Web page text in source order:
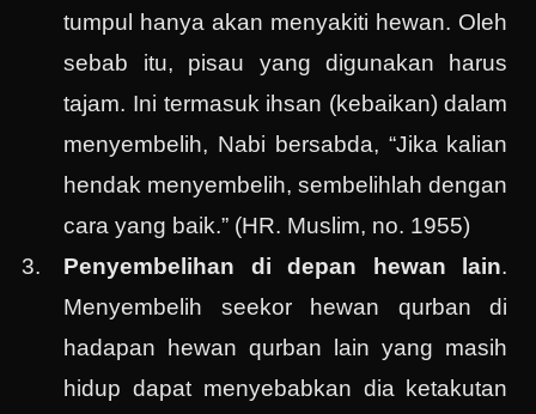
tumpul hanya akan menyakiti hewan. Oleh
sebab itu, pisau yang digunakan harus
tajam. Ini termasuk ihsan (kebaikan) dalam
menyembelih, Nabi bersabda, “Jika kalian
hendak menyembelih, sembelihlah dengan
cara yang baik.” (HR. Muslim, no. 1955)
Penyembelihan di depan hewan lain.
Menyembelih seekor hewan qurban di
hadapan hewan qurban lain yang masih
hidup dapat menyebabkan dia ketakutan